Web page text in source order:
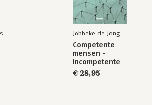
Jobbeke de Jong
Competente
mensen -
Incompetente
teams
€ 28,95